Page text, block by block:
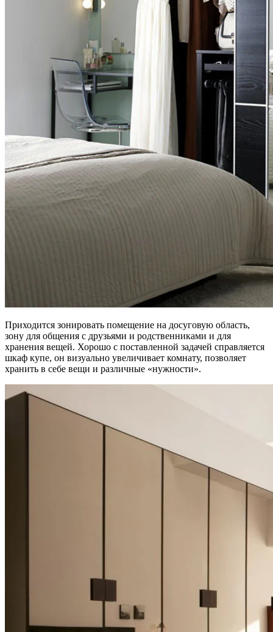
Приходится зонировать помещение на досуговую область,
зону для общения с друзьями и родственниками и для
хранения вещей. Хорошо с поставленной задачей справляется
шкаф купе, он визуально увеличивает комнату, позволяет
хранить в себе вещи и различные «нужности».